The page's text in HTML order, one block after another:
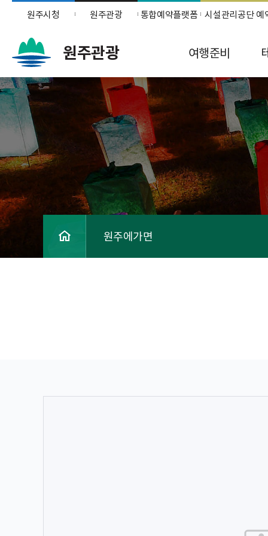
원주시청 원주관광 통합예약플랫폼 시설관리공단 예
원주관광 여행준비
원주에가면